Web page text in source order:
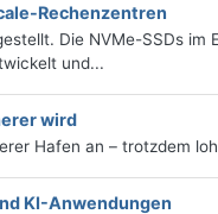
Rechenzentren
Die NVMe-SSDs im
und...
wird
Hafen an – trotzdem
KI-Anwendungen